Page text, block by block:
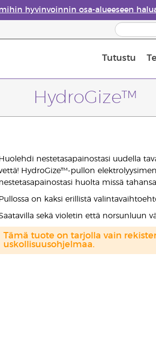
hyvinvoinnin osa-alueeseen
Tutustu
HydroGize™
Huolehdi nestetasapainostasi uudella
HydroGize™-pullon
huolta missä
Pullossa on kaksi erillistä
sekä violetin että norsunluun
Tämä tuote on tarjolla vain
uskollisuusohjelmaa.